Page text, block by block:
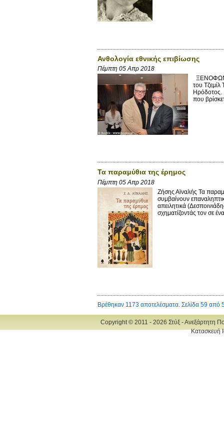
Ανθολογία εθνικής επιβίωσης
Πέμπτη 05 Απρ 2018
ΞΕΝΟΦΩΝ
του
Ηρόδοτος.
που
Τα παραμύθια της έρημος
Πέμπτη 05 Απρ 2018
Ζήσης Αϊναλής Τα
συμβαίνουν
απειλητικά
σχηματίζοντάς τον σε
Βρέθηκαν 1173 αποτελέσματα. Σελίδα 59 από
Copyright © 2011 - 2026 Στύξ - Ανεξάρτητη
Κατασκευή